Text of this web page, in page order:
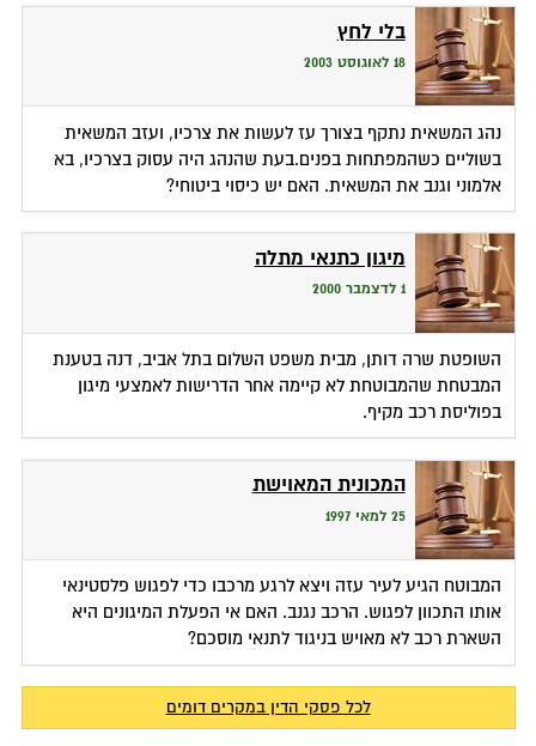
בלי לחץ
18 לאוגוסט 2003
נהג המשאית נתקף בצורך עז לעשות את צרכיו, ועזב המשאית
בשוליים כשהמפתחות בפנים.בעת שהנהג היה עסוק בצרכיו, בא
אלמוני וגנב את המשאית. האם יש כיסוי ביטוחי?
מיגון כתנאי מתלה
1 לדצמבר 2000
השופטת שרה דותן, מבית משפט השלום בתל אביב, דנה בטענת
המבטחת שהמבוטחת לא קיימה אחר הדרישות לאמצעי מיגון
בפוליסת רכב מקיף.
המכונית המאוישת
25 למאי 1997
המבוטח הגיע לעיר עזה ויצא לרגע מרכבו כדי לפגוש פלסטינאי
אותו התכוון לפגוש. הרכב נגנב. האם אי הפעלת המיגונים היא
השארת רכב לא מאויש בניגוד לתנאי מוסכם?
לכל פסקי הדין במקרים דומים